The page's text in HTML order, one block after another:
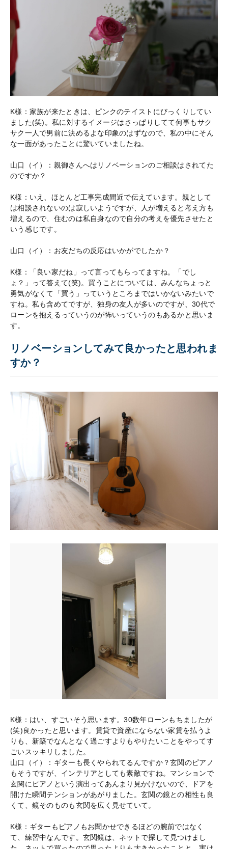
K様：家族が来たときは、ピンクのテイストにびっくりしてい
ました(笑)。私に対するイメージはさっぱりしてて何事もサク
サク一人で男前に決めるよな印象のはずなので、私の中にそん
な一面があったことに驚いていましたね。
山口（イ）：親御さんへはリノベーションのご相談はされてた
のですか？
K様：いえ、ほとんど工事完成間近で伝えています。親として
は相談されないのは寂しいようですが、人が増えると考え方も
増えるので、住むのは私自身なので自分の考えを優先させたと
いう感じです。
山口（イ）：お友だちの反応はいかがでしたか？
K様：「良い家だね」って言ってもらってますね。「でし
ょ？」って答えて(笑)。買うことについては、みんなちょっと
勇気がなくて「買う」っていうところまではいかないみたいで
すね。私も含めてですが、独身の友人が多いのですが、30代で
ローンを抱えるっていうのが怖いっていうのもあるかと思いま
す。
リノベーションしてみて良かったと思われま
すか？
K様：はい、すごいそう思います。30数年ローンもちましたが
(笑)良かったと思います。賃貸で資産にならない家賃を払うよ
りも、新築でなんとなく過ごすよりもやりたいことをやってす
ごいスッキリしました。
山口（イ）：ギターも長くやられてるんですか？玄関のピアノ
もそうですが、インテリアとしても素敵ですね。マンションで
玄関にピアノという演出ってあんまり見かけないので、ドアを
開けた瞬間テンションがあがりました。玄関の鏡との相性も良
くて、鏡そのものも玄関を広く見せていて。
K様：ギターもピアノもお聞かせできるほどの腕前ではなく
て、練習中なんです。玄関鏡は、ネットで探して見つけまし